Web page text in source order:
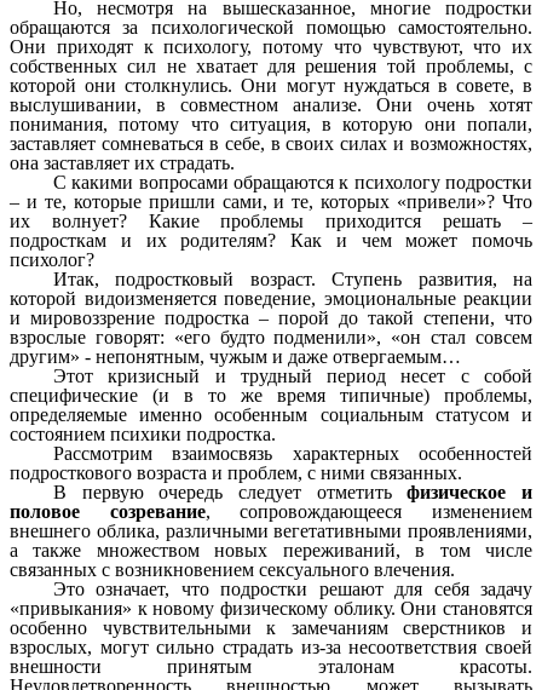
Но, несмотря на вышесказанное, многие подростки
обращаются за психологической помощью самостоятельно.
Они приходят к психологу, потому что чувствуют, что их
собственных сил не хватает для решения той проблемы, с
которой они столкнулись. Они могут нуждаться в совете, в
выслушивании, в совместном анализе. Они очень хотят
понимания, потому что ситуация, в которую они попали,
заставляет сомневаться в себе, в своих силах и возможностях,
она заставляет их страдать.
С какими вопросами обращаются к психологу подростки
– и те, которые пришли сами, и те, которых «привели»? Что
их волнует? Какие проблемы приходится решать –
подросткам и их родителям? Как и чем может помочь
психолог?
Итак, подростковый возраст. Ступень развития, на
которой видоизменяется поведение, эмоциональные реакции
и мировоззрение подростка – порой до такой степени, что
взрослые говорят: «его будто подменили», «он стал совсем
другим» - непонятным, чужым и даже отвергаемым…
Этот кризисный и трудный период несет с собой
специфические (и в то же время типичные) проблемы,
определяемые именно особенным социальным статусом и
состоянием психики подростка.
Рассмотрим взаимосвязь характерных особенностей
подросткового возраста и проблем, с ними связанных.
В первую очередь следует отметитьфизическое и
половое созревание, сопровождающееся изменением
внешнего облика, различными вегетативными проявлениями,
а также множеством новых переживаний, в том числе
связанных с возникновением сексуального влечения.
Это означает, что подростки решают для себя задачу
«привыкания» к новому физическому облику. Они становятся
особенно чувствительными к замечаниям сверстников и
взрослых, могут сильно страдать из-за несоответствия своей
внешности принятым эталонам красоты.
Неудовлетворенность внешностью может вызывать